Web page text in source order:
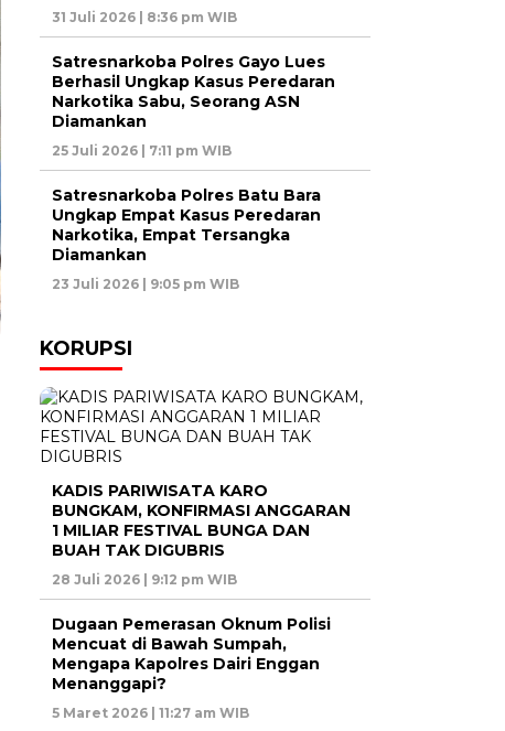
31 Juli 2026 | 8:36 pm WIB
Satresnarkoba Polres Gayo Lues
Berhasil Ungkap Kasus Peredaran
Narkotika Sabu, Seorang ASN
Diamankan
25 Juli 2026 | 7:11 pm WIB
Satresnarkoba Polres Batu Bara
Ungkap Empat Kasus Peredaran
Narkotika, Empat Tersangka
Diamankan
23 Juli 2026 | 9:05 pm WIB
KORUPSI
KADIS PARIWISATA KARO
BUNGKAM, KONFIRMASI ANGGARAN
1 MILIAR FESTIVAL BUNGA DAN
BUAH TAK DIGUBRIS
28 Juli 2026 | 9:12 pm WIB
Dugaan Pemerasan Oknum Polisi
Mencuat di Bawah Sumpah,
Mengapa Kapolres Dairi Enggan
Menanggapi?
5 Maret 2026 | 11:27 am WIB